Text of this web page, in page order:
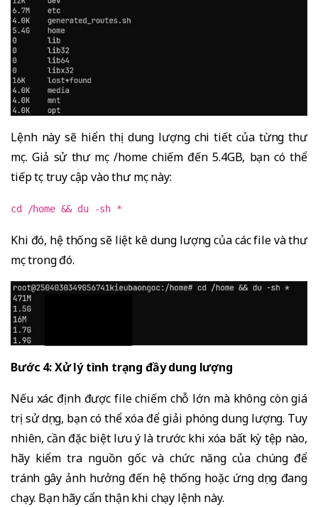
Lệnh này sẽ hiển thị dung lượng chi tiết của từng thư
mục. Giả sử thư mục /home chiếm đến 5.4GB, bạn có thể
tiếp tục truy cập vào thư mục này:
cd /home && du -sh *
Khi đó, hệ thống sẽ liệt kê dung lượng của các file và thư
mục trong đó.
Bước 4: Xử lý tình trạng đầy dung lượng
Nếu xác định được file chiếm chỗ lớn mà không còn giá
trị sử dụng, bạn có thể xóa để giải phóng dung lượng. Tuy
nhiên, cần đặc biệt lưu ý là trước khi xóa bất kỳ tệp nào,
hãy kiểm tra nguồn gốc và chức năng của chúng để
tránh gây ảnh hưởng đến hệ thống hoặc ứng dụng đang
chạy. Bạn hãy cẩn thận khi chạy lệnh này.